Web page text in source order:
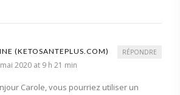
(KETOSANTEPLUS.COM)
2020 at 9 h 21 min
Carole, vous pourriez utiliser un
RÉPONDRE